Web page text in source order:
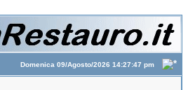
Domenica 09/Agosto/2026 14:27:47 pm